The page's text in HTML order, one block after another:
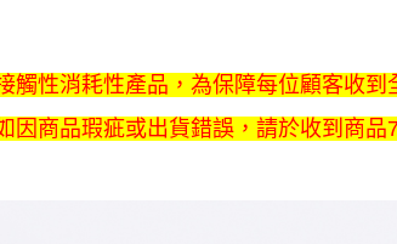
觸性消耗性產品，為保障每位顧客收到
因商品瑕疵或出貨錯誤，請於收到商品